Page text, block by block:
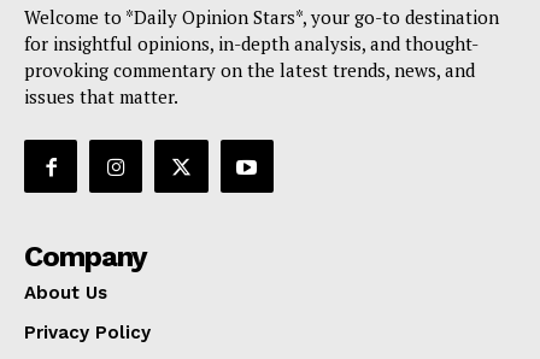
Welcome to *Daily Opinion Stars*, your go-to destination
for insightful opinions, in-depth analysis, and thought-
provoking commentary on the latest trends, news, and
issues that matter.
Company
About Us
Privacy Policy